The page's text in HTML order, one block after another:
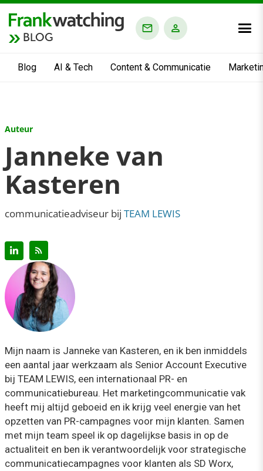
BLOG
Blog AI & Tech Content & Communicatie
Auteur
Janneke van
Kasteren
communicatieadviseur bij TEAM LEWIS
Mijn naam is Janneke van Kasteren, en ik ben inmiddels
een aantal jaar werkzaam als Senior Account Executive
bij TEAM LEWIS, een internationaal PR- en
communicatiebureau. Het marketingcommunicatie vak
heeft mij altijd geboeid en ik krijg veel energie van het
opzetten van PR-campagnes voor mijn klanten. Samen
met mijn team speel ik op dagelijkse basis in op de
actualiteit en ben ik verantwoordelijk voor strategische
communicatiecampagnes voor klanten als SD Worx,